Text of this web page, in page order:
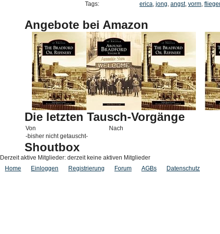
Tags:
erica, jong, angst, vorm,
Angebote bei Amazon
Die letzten Tausch-Vorgänge
Von
Nach
-bisher nicht getauscht-
Shoutbox
Derzeit aktive Mitglieder: derzeit keine aktiven Mitglieder
Home
Einloggen Registrierung Forum AGBs Datenschutz